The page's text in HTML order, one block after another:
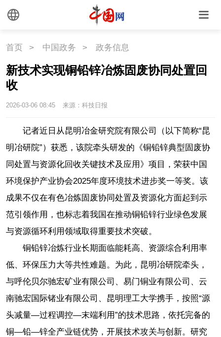
首页 > 中国政务 > 政务信息
新技术实现铜铅锌冶炼固废协同处置回
收
2026-03-06 08:45 来源：科技日报
记者近日从昆明冶金研究院有限公司（以下简称“昆
明冶研院”）获悉，该院牵头研发的《铜铅锌典型固废协
同处置与资源化回收关键技术及应用》项目，荣获中国
环境保护产业协会2025年度环境技术进步奖一等奖。该
成果不仅在有色冶炼固废协同处置及资源化方面起到示
范引领作用，也标志着我国在推动铜铅锌行业绿色发展
与资源循环利用领域取得重要技术突破。
铜铅锌冶炼行业长期面临能耗高、资源综合利用率
低、环保压力大等共性难题。为此，昆明冶研院牵头，
与呼伦贝尔驰宏矿业有限公司、易门铜业有限公司、云
南驰宏国际锗业有限公司、昆明理工大学携手，按照“源
头减量—过程调控—末端利用”的技术思路，依托完备的
铜—铅—锌全产业链优势，开展技术攻关与创新。研究